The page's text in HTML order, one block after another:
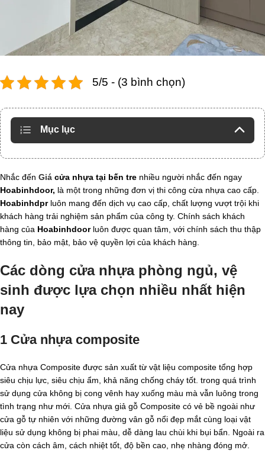
5/5 - (3 bình chọn)
Mục lục
Nhắc đến Giá cửa nhựa tại bến tre nhiều người nhắc đến ngay
Hoabinhdoor, là một trong những đơn vị thi công cừa nhựa cao cấp.
Hoabinhdprluôn mang đến dịch vụ cao cấp, chất lượng vượt trội khi
khách hàng trải nghiệm sản phẩm của công ty. Chính sách khách
hàng của Hoabinhdoorluôn được quan tâm, với chính sách thu thập
thông tin, bảo mật, bảo vệ quyền lợi của khách hàng.
Các dòng cửa nhựa phòng ngủ, vệ
sinh được lựa chọn nhiều nhất hiện
nay
1 Cửa nhựa composite
Cửa nhựa Composite được sản xuất từ vật liệu composite tổng hợp
siêu chịu lực, siêu chịu ẩm, khả năng chống cháy tốt. trong quá trình
sử dụng cửa không bị cong vênh hay xuống màu mà vẫn luông trong
tình trạng như mới. Cửa nhựa giả gỗ Composite có vẻ bề ngoài như
cửa gỗ tự nhiên với những đường vân gỗ nổi đẹp mắt cùng loại vật
liệu sử dụng không bị phai màu, dễ dàng lau chùi khi bụi bẩn. Ngoài ra
cửa còn cách âm, cách nhiệt tốt, độ bền cao, nhẹ nhàng đóng mở.